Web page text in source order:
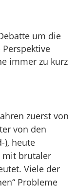
um die
immer zu kurz
zuerst von
von den
), heute
mit brutaler
Viele der
Probleme